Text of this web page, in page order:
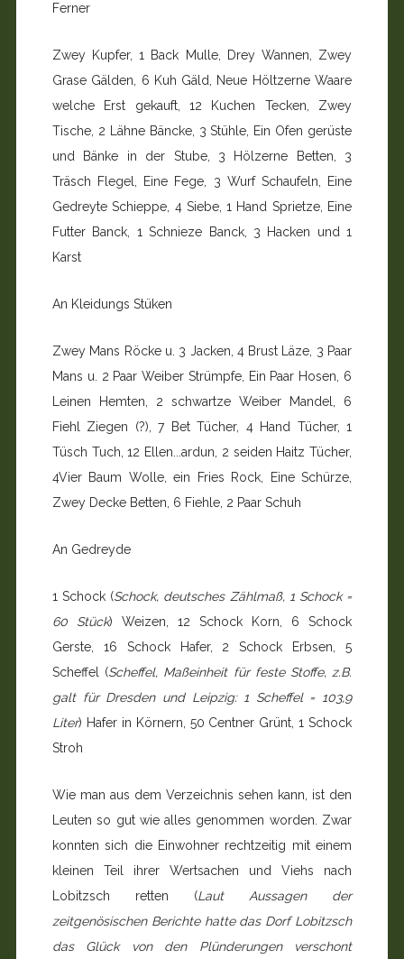
Ferner
Zwey Kupfer, 1 Back Mulle, Drey Wannen, Zwey
Grase Gälden, 6 Kuh Gäld, Neue Höltzerne Waare
welche Erst gekauft, 12 Kuchen Tecken, Zwey
Tische, 2 Lähne Bäncke, 3 Stühle, Ein Ofen gerüste
und Bänke in der Stube, 3 Höl­zerne Betten, 3
Träsch Flegel, Eine Fege, 3 Wurf Schaufeln, Eine
Gedreyte Schieppe, 4 Siebe, 1 Hand Sprietze, Eine
Fut­ter Banck, 1 Schnieze Banck, 3 Hacken und 1
Karst
An Kleidungs Stüken
Zwey Mans Röcke u. 3 Jacken, 4 Brust Läze, 3 Paar
Mans u. 2 Paar Weiber Strümpfe, Ein Paar Hosen, 6
Leinen Hemten, 2 schwartze Weiber Mandel, 6
Fiehl Ziegen (?), 7 Bet Tü­cher, 4 Hand Tücher, 1
Tüsch Tuch, 12 Ellen...ardun, 2 sei­den Haitz Tücher,
4Vier Baum Wolle, ein Fries Rock, Eine Schürze,
Zwey Decke Betten, 6 Fiehle, 2 Paar Schuh
An Gedreyde
1 Schock (Schock, deutsches Zählmaß, 1 Schock =
60 Stück) Weizen, 12 Schock Korn, 6 Schock
Gerste, 16 Schock Hafer, 2 Schock Erbsen, 5
Scheffel (Scheffel, Maßeinheit für feste Stoffe, z.B.
galt für Dresden und Leipzig: 1 Scheffel = 103,9
Liter) Hafer in Kör­nern, 50 Centner Grünt, 1 Schock
Stroh
Wie man aus dem Verzeichnis sehen kann, ist den
Leuten so gut wie alles genommen worden. Zwar
konnten sich die Einwohner rechtzeitig mit einem
kleinen Teil ihrer Wertsa­chen und Viehs nach
Lobitzsch retten (Laut Aussagen der
zeitgenösischen Berichte hatte das Dorf Lobitzsch
das Glück von den Plünderungen verschont